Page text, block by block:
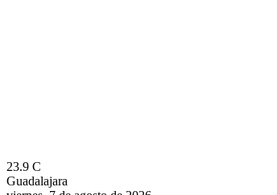
23.9 C
Guadalajara